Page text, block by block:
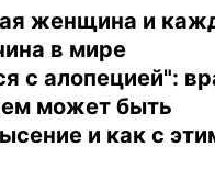
после
проверки
на
Гая в
женщина и
в мире
с алопецией":
может быть
и как с